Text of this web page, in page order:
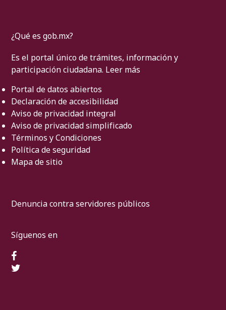
¿Qué es gob.mx?
Es el portal único de trámites, información y
participación ciudadana. Leer más
Portal de datos abiertos
Declaración de accesibilidad
Aviso de privacidad integral
Aviso de privacidad simplificado
Términos y Condiciones
Política de seguridad
Mapa de sitio
Denuncia contra servidores públicos
Síguenos en